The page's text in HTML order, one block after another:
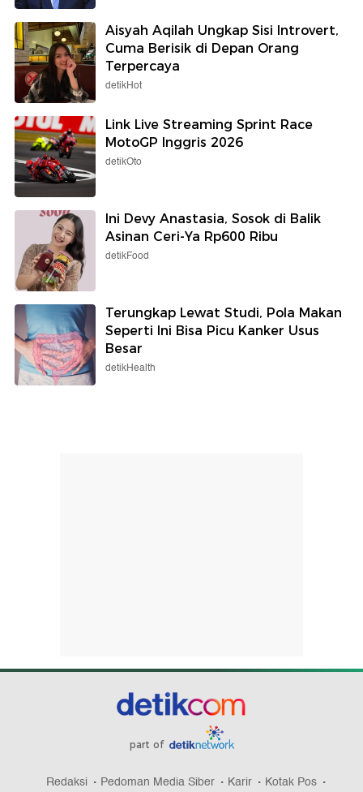
Aisyah Aqilah Ungkap Sisi Introvert,
Cuma Berisik di Depan Orang
Terpercaya
detikHot
Link Live Streaming Sprint Race
MotoGP Inggris 2026
detikOto
Ini Devy Anastasia, Sosok di Balik
Asinan Ceri-Ya Rp600 Ribu
detikFood
Terungkap Lewat Studi, Pola Makan
Seperti Ini Bisa Picu Kanker Usus
Besar
detikHealth
part of
Redaksi Pedoman Media Siber Karir Kotak Pos